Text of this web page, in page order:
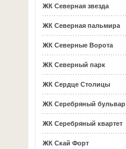
ЖК Северная звезда
ЖК Северная пальмира
ЖК Северные Ворота
ЖК Северный парк
ЖК Сердце Столицы
ЖК Серебряный бульвар
ЖК Серебряный квартет
ЖК Скай Форт